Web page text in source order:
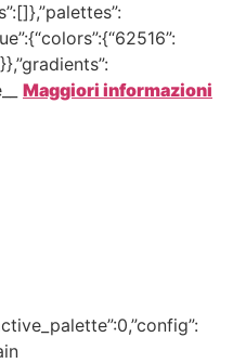
Maggiori informazioni